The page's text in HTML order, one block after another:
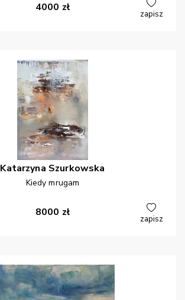
4000 zł
zapisz
Katarzyna Szurkowska
Kiedy mrugam
8000 zł
zapisz